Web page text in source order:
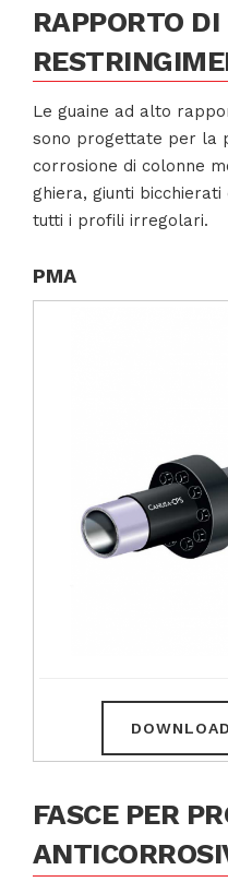
RAPPORTO DI
Le guaine ad alto
sono progettate per la
corrosione di colonne
ghiera, giunti
tutti i profili irregolari.
PMA
FASCE PER